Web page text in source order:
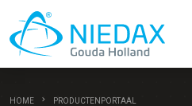
HOME PRODUCTENPORTAAL